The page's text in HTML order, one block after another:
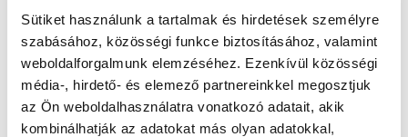
Sütiket használunk a tartalmak és hirdetések személyre
szabásához, közösségi funkce biztosításához, valamint
weboldalforgalmunk elemzéséhez. Ezenkívül közösségi
média-, hirdető- és elemező partnereinkkel megosztjuk
az Ön weboldalhasználatra vonatkozó adatait, akik
kombinálhatják az adatokat más olyan adatokkal,
parabénmentes.
Fő jellemzők:
* alkalmas felnőttek és gyermekek számára